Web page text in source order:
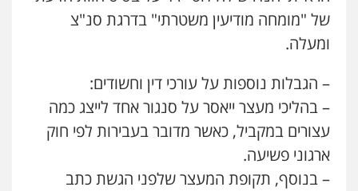
של "מומחה מודיעין משטרתי" בדרגת סנ"צ
ומעלה.
– הגבלות נוספות על עורכי דין וחשודים:
– בהליכי מעצר ייאסר על סנגור אחד לייצג כמה
עצורים במקביל, כאשר מדובר בעבירות לפי חוק
ארגוני פשיעה.
– בנוסף, תקופת המעצר שלפני הגשת כתב